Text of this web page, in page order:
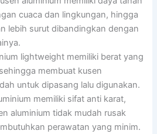
cuaca dan lingkungan, hingga
lebih surut dibandingkan dengan
lightweight memiliki berat yang
membuat kusen
untuk dipasang lalu digunakan.
memiliki sifat anti karat,
aluminium tidak mudah rusak
perawatan yang minim.